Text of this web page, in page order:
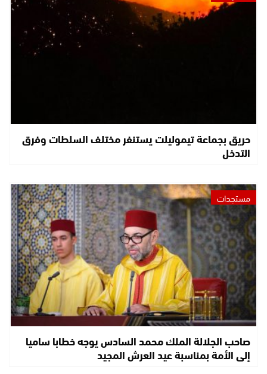
حريق بجماعة تيموليلت يستنفر مختلف السلطات وفرق
التدخل
مستجدات
صاحب الجلالة الملك محمد السادس يوجه خطابا ساميا
إلى الأمة بمناسبة عيد العرش المجيد